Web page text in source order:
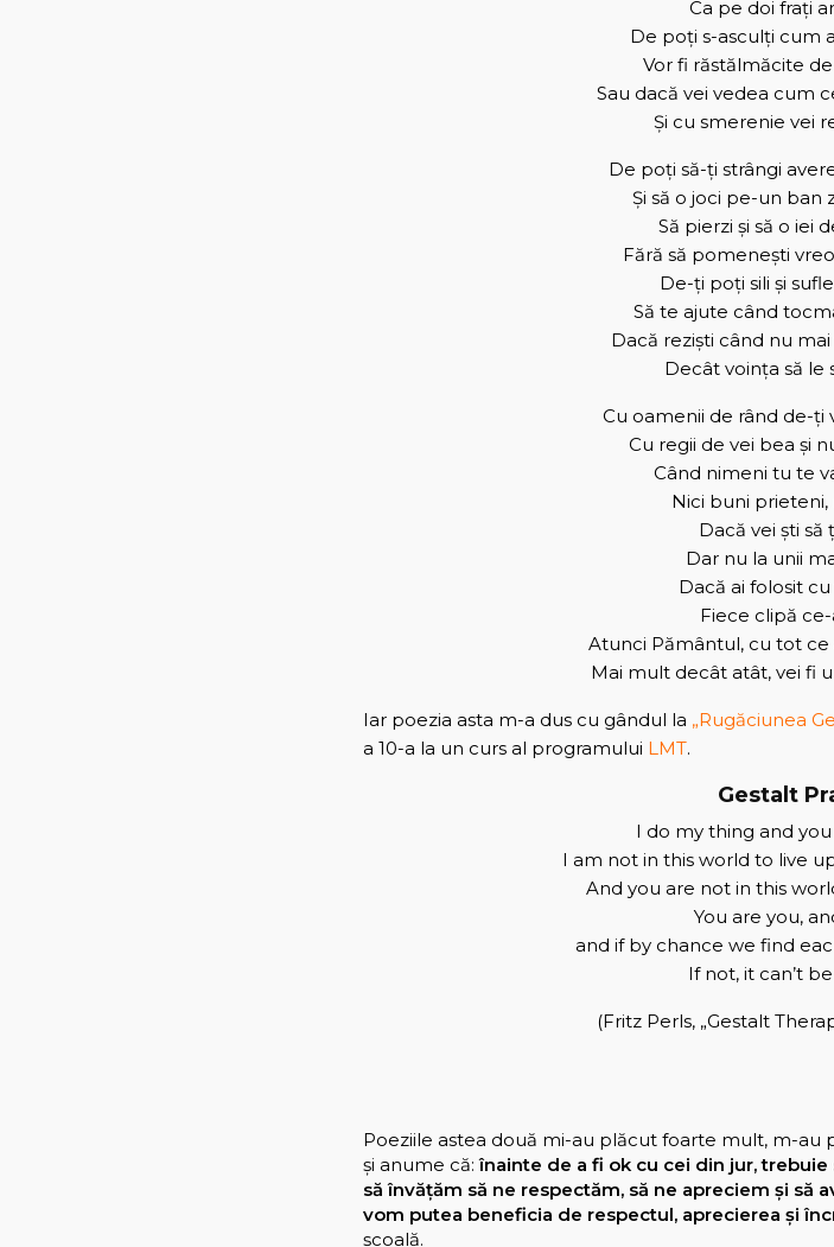
Ca pe doi fraţi
De poţi s-asculţi cum
Vor fi răstălmăcite
Sau dacă vei vedea cum
Şi cu smerenie vei
De poţi să-ţi strângi
Şi să o joci pe-un ban
Să pierzi şi să o iei
Fără să pomeneşti
De-ţi poţi sili şi
Să te ajute când
Dacă rezişti când nu
Decât voinţa să le
Cu oamenii de rând de-ţi
Cu regii de vei bea şi
Când nimeni tu te
Nici buni prieteni,
Dacă vei şti să
Dar nu la unii
Dacă ai folosit
Fiece clipă
Atunci Pământul, cu tot ce
Mai mult decât atât, vei fi
Iar poezia asta m-a dus cu gândul la „Rugăciunea
a 10-a la un curs al programului LMT.
Gestalt
I do my thing and
I am not in this world to live
And you are not in this
You are you,
and if by chance we find
If not, it can’t
(Fritz Perls, „Gestalt
Poeziile astea două mi-au plăcut foarte mult, m-au
și anume că:înainte de a fi ok cu cei din jur, trebuie
să învățăm să ne respectăm, să ne apreciem și să
vom putea beneficia de respectul, aprecierea și
școală.